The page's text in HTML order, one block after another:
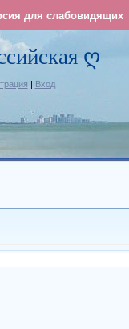
для слабовидящих
ღ
| Вход